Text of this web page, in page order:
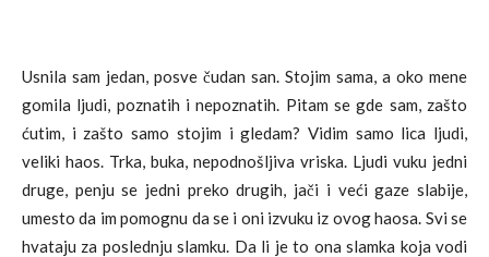
Usnila sam jedan, posve čudan san. Stojim sama, a oko mene
gomila ljudi, poznatih i nepoznatih. Pitam se gde sam, zašto
ćutim, i zašto samo stojim i gledam? Vidim samo lica ljudi,
veliki haos. Trka, buka, nepodnošljiva vriska. Ljudi vuku jedni
druge, penju se jedni preko drugih, jači i veći gaze slabije,
umesto da im pomognu da se i oni izvuku iz ovog haosa. Svi se
hvataju za poslednju slamku. Da li je to ona slamka koja vodi